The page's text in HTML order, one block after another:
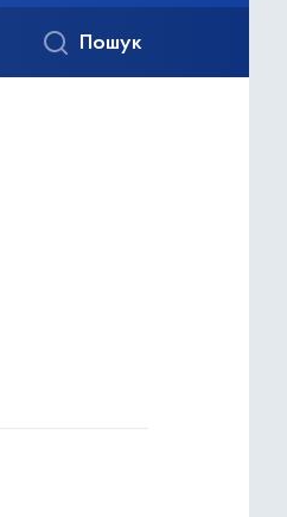
Пошук